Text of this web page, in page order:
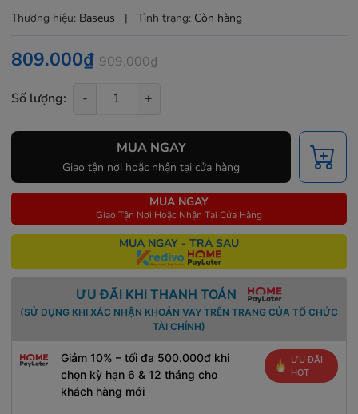
Thương hiệu: Baseus | Tình trạng: Còn hàng
809.000₫ 909.000₫
Số lượng: - +
MUA NGAY
Giao tận nơi hoặc nhận tại cửa hàng
MUA NGAY
Giao Tận Nơi Hoặc Nhận Tại Cửa Hàng
MUA NGAY - TRẢ SAU
ƯU ĐÃI KHI THANH TOÁN
(SỬ DỤNG KHI XÁC NHẬN KHOẢN VAY TRÊN TRANG CỦA TỔ CHỨC
TÀI CHÍNH)
Giảm 10% – tối đa 500.000đ khi
chọn kỳ hạn 6 & 12 tháng cho
khách hàng mới
ƯU ĐÃI
HOT